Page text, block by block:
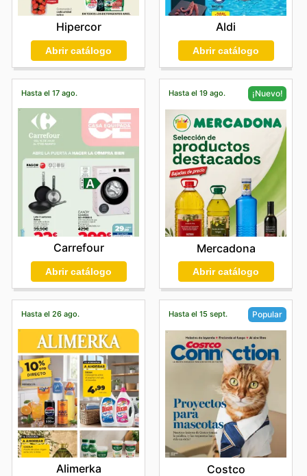
Hipercor
Abrir catálogo
Aldi
Abrir catálogo
Hasta el 17 ago.
Carrefour
Abrir catálogo
Hasta el 19 ago. ¡Nuevo!
Mercadona
Abrir catálogo
Hasta el 26 ago.
Alimerka
Hasta el 15 sept. Popular
Costco